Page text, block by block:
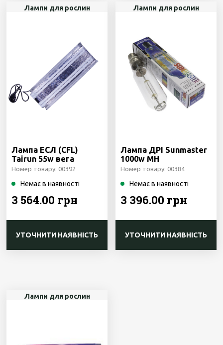
Лампи для рослин
Лампа ЕСЛ (CFL)
Tairun 55w вега
Номер товару: 00392
Немає в наявності
3 564.00 грн
УТОЧНИТИ НАЯВНІСТЬ
Лампи для рослин
Лампа ДРІ Sunmaster
1000w MH
Номер товару: 00384
Немає в наявності
3 396.00 грн
УТОЧНИТИ НАЯВНІСТЬ
Лампи для рослин